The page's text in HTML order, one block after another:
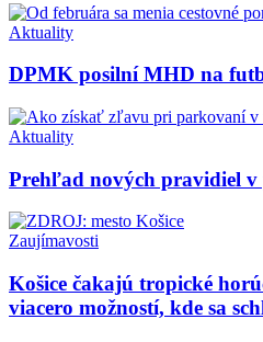
Aktuality
DPMK posilní MHD na
Aktuality
Prehľad nových pravidiel
Zaujímavosti
Košice čakajú tropické
viacero možností, kde sa